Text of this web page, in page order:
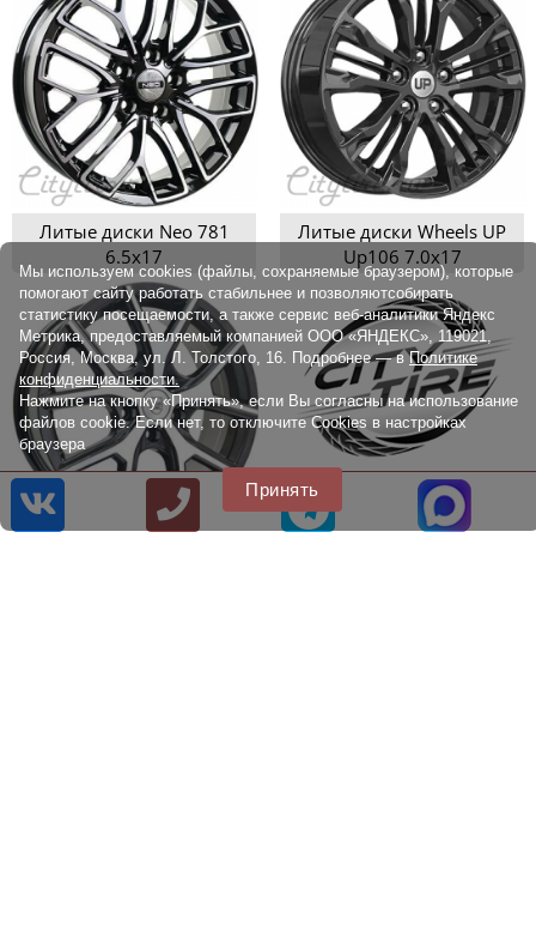
Литые диски Neo 781
6.5x17
Литые диски Wheels UP
Up106 7.0x17
Мы используем cookies (файлы, сохраняемые браузером), которые
помогают сайту работать стабильнее и позволяютсобирать
статистику посещаемости, а также сервис веб-аналитики Яндекс
Метрика, предоставляемый компанией ООО «ЯНДЕКС», 119021,
Россия, Москва, ул. Л. Толстого, 16. Подробнее — вПолитике
конфиденциальности.
Нажмите на кнопку «Принять», если Вы согласны на использование
файлов cookie. Если нет, то отключите Cookies в настройках
браузера
Принять